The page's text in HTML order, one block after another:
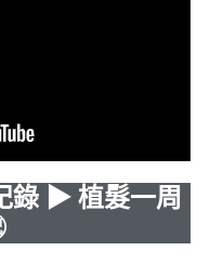
錄 ▶ 植髮一周